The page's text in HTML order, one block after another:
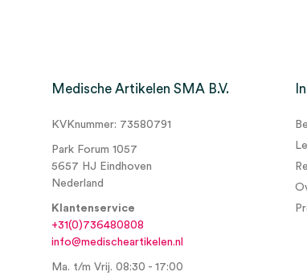
Medische Artikelen SMA B.V.
KVKnummer: 73580791
Park Forum 1057
5657 HJ Eindhoven
Nederland
Klantenservice
+31(0)736480808
info@medischeartikelen.nl
Ma. t/m Vrij. 08:30 - 17:00